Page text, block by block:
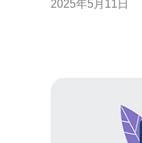
个时间点突然出
2025年5月11日